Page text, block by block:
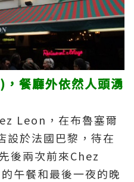
餐廳外依然人頭湧
Leon，在布魯塞爾
設於法國巴黎，待在
後兩次前來Chez
午餐和最後一夜的晚